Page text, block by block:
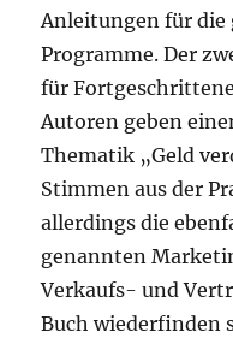
Anleitungen für
Programme. Der
für
Autoren geben
Thematik „Geld
Stimmen aus der
allerdings die
genannten
Verkaufs- und
Buch wiederfinden